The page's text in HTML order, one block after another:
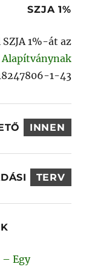
SZJA 1%
1%-át az
Alapítványnak
1-43
INNEN
TERV
– Egy